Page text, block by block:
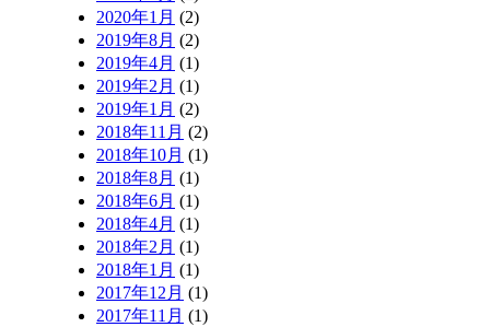
2020年1月 (2)
2019年8月 (2)
2019年4月 (1)
2019年2月 (1)
2019年1月 (2)
2018年11月 (2)
2018年10月 (1)
2018年8月 (1)
2018年6月 (1)
2018年4月 (1)
2018年2月 (1)
2018年1月 (1)
2017年12月 (1)
2017年11月 (1)